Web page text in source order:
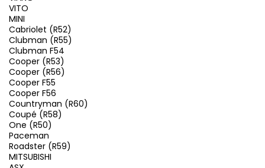
VITO
MINI
Cabriolet (R52)
Clubman (R55)
Clubman F54
Cooper (R53)
Cooper (R56)
Cooper F55
Cooper F56
Countryman (R60)
Coupé (R58)
One (R50)
Paceman
Roadster (R59)
MITSUBISHI